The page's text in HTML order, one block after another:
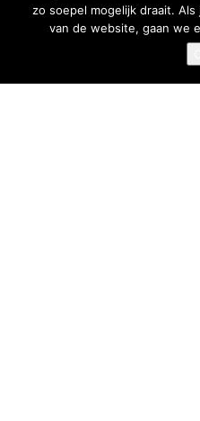
Statements
zo soepel mogelijk draait.
van de website, gaan we